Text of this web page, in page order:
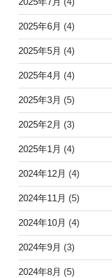
2025年6月 (4)
2025年5月 (4)
2025年4月 (4)
2025年3月 (5)
2025年2月 (3)
2025年1月 (4)
2024年12月 (4)
2024年11月 (5)
2024年10月 (4)
2024年9月 (3)
2024年8月 (5)